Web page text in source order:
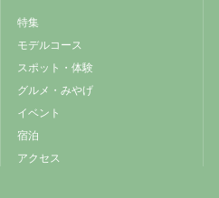
特集
モデルコース
スポット・体験
グルメ・みやげ
イベント
宿泊
アクセス